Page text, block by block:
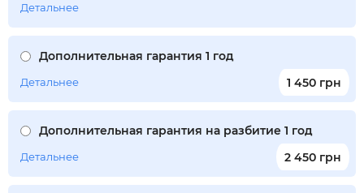
Детальнее
Дополнительная гарантия 1 год
1 450 грн
Детальнее
Дополнительная гарантия на разбитие 1 год
2 450 грн
Детальнее